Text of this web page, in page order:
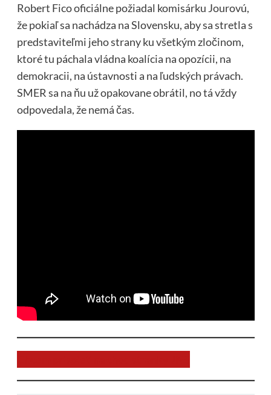
Robert Fico oficiálne požiadal komisárku Jourovú,
že pokiaľ sa nachádza na Slovensku, aby sa stretla s
predstaviteľmi jeho strany ku všetkým zločinom,
ktoré tu páchala vládna koalícia na opozícii, na
demokracii, na ústavnosti a na ľudských právach.
SMER sa na ňu už opakovane obrátil, no tá vždy
odpovedala, že nemá čas.